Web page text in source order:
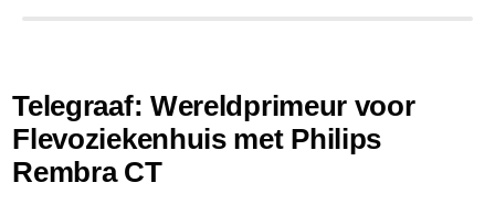
Telegraaf: Wereldprimeur voor
Flevoziekenhuis met Philips
Rembra CT